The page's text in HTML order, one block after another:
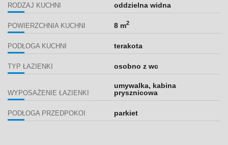
RODZAJ KUCHNI oddzielna widna
POWIERZCHNIA KUCHNI 8 m2
PODŁOGA KUCHNI terakota
TYP ŁAZIENKI osobno z wc
WYPOSAŻENIE ŁAZIENKI
umywalka, kabina
prysznicowa
PODŁOGA PRZEDPOKOI parkiet